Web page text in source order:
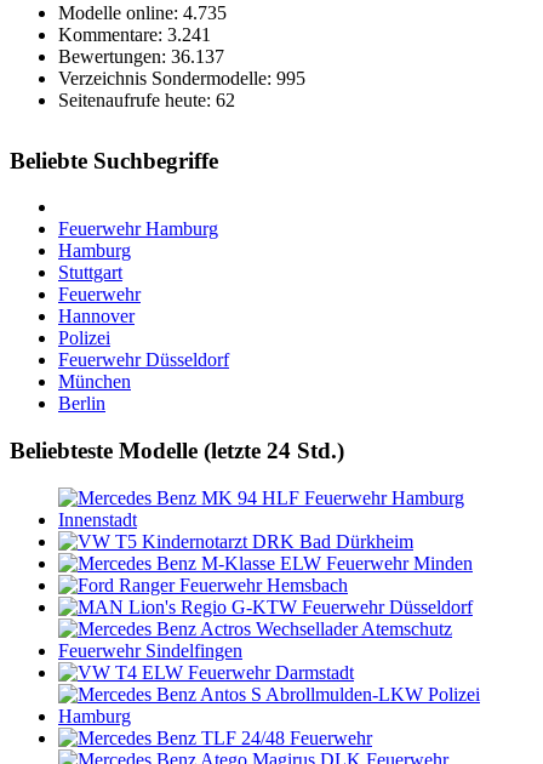
Modelle online: 4.735
Kommentare: 3.241
Bewertungen: 36.137
Verzeichnis Sondermodelle: 995
Seitenaufrufe heute: 62
Beliebte Suchbegriffe
Feuerwehr Hamburg
Hamburg
Stuttgart
Feuerwehr
Hannover
Polizei
Feuerwehr Düsseldorf
München
Berlin
Beliebteste Modelle (letzte 24 Std.)